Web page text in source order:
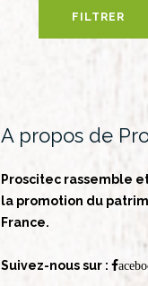
A propos de
Proscitec rassemble
la promotion du
France.
Suivez-nous sur :